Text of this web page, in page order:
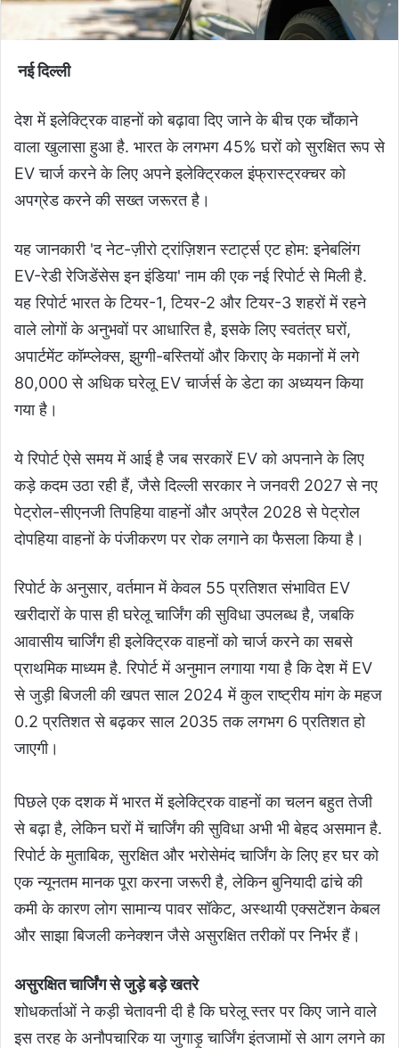
नई दिल्ली
देश में इलेक्ट्रिक वाहनों को बढ़ावा दिए जाने के बीच एक चौंकाने
वाला खुलासा हुआ है. भारत के लगभग 45% घरों को सुरक्षित रूप से
EV चार्ज करने के लिए अपने इलेक्ट्रिकल इंफ्रास्ट्रक्चर को
अपग्रेड करने की सख्त जरूरत है।
यह जानकारी 'द नेट-ज़ीरो ट्रांज़िशन स्टार्ट्स एट होम: इनेबलिंग
EV-रेडी रेजिडेंसेस इन इंडिया' नाम की एक नई रिपोर्ट से मिली है.
यह रिपोर्ट भारत के टियर-1, टियर-2 और टियर-3 शहरों में रहने
वाले लोगों के अनुभवों पर आधारित है, इसके लिए स्वतंत्र घरों,
अपार्टमेंट कॉम्प्लेक्स, झुग्गी-बस्तियों और किराए के मकानों में लगे
80,000 से अधिक घरेलू EV चार्जर्स के डेटा का अध्ययन किया
गया है।
ये रिपोर्ट ऐसे समय में आई है जब सरकारें EV को अपनाने के लिए
कड़े कदम उठा रही हैं, जैसे दिल्ली सरकार ने जनवरी 2027 से नए
पेट्रोल-सीएनजी तिपहिया वाहनों और अप्रैल 2028 से पेट्रोल
दोपहिया वाहनों के पंजीकरण पर रोक लगाने का फैसला किया है।
रिपोर्ट के अनुसार, वर्तमान में केवल 55 प्रतिशत संभावित EV
खरीदारों के पास ही घरेलू चार्जिंग की सुविधा उपलब्ध है, जबकि
आवासीय चार्जिंग ही इलेक्ट्रिक वाहनों को चार्ज करने का सबसे
प्राथमिक माध्यम है. रिपोर्ट में अनुमान लगाया गया है कि देश में EV
से जुड़ी बिजली की खपत साल 2024 में कुल राष्ट्रीय मांग के महज
0.2 प्रतिशत से बढ़कर साल 2035 तक लगभग 6 प्रतिशत हो
जाएगी।
पिछले एक दशक में भारत में इलेक्ट्रिक वाहनों का चलन बहुत तेजी
से बढ़ा है, लेकिन घरों में चार्जिंग की सुविधा अभी भी बेहद असमान है.
रिपोर्ट के मुताबिक, सुरक्षित और भरोसेमंद चार्जिंग के लिए हर घर को
एक न्यूनतम मानक पूरा करना जरूरी है, लेकिन बुनियादी ढांचे की
कमी के कारण लोग सामान्य पावर सॉकेट, अस्थायी एक्सटेंशन केबल
और साझा बिजली कनेक्शन जैसे असुरक्षित तरीकों पर निर्भर हैं।
असुरक्षित चार्जिंग से जुड़े बड़े खतरे
शोधकर्ताओं ने कड़ी चेतावनी दी है कि घरेलू स्तर पर किए जाने वाले
इस तरह के अनौपचारिक या जुगाड़ू चार्जिंग इंतजामों से आग लगने का